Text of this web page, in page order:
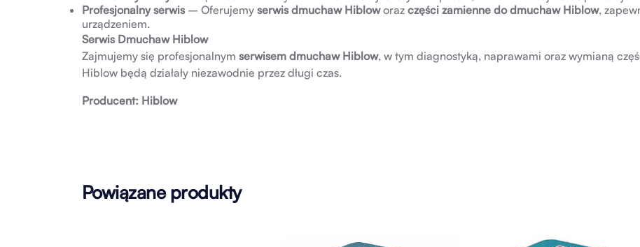
Profesjonalny serwis– Oferujemy serwis dmuchaw Hibloworaz części zamienne do dmuchaw Hiblow,
urządzeniem.
Serwis Dmuchaw Hiblow
Zajmujemy się profesjonalnym serwisem dmuchaw Hiblow, w tym diagnostyką, naprawami oraz wymianą
Hiblow będą działały niezawodnie przez długi czas.
Producent: Hiblow
Powiązane produkty